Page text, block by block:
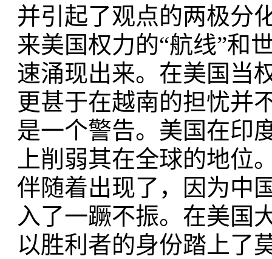
并引起了观点的两极分
来美国权力的“航线”和
速涌现出来。在美国当
更甚于在越南的担忧并
是一个警告。美国在印
上削弱其在全球的地位
伴随着出现了，因为中
入了一蹶不振。在美国
以胜利者的身份踏上了